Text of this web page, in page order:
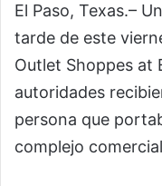
El Paso, Texas.–
tarde de este
Outlet Shoppes at
autoridades
persona que
complejo